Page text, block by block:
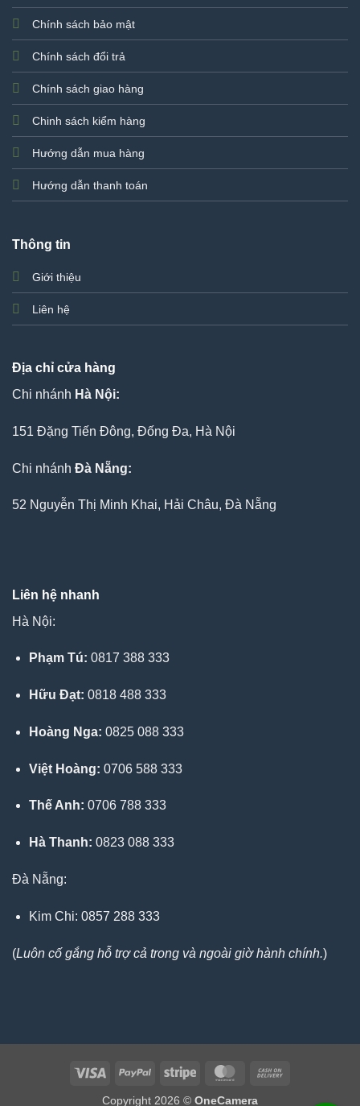
Chính sách bảo mật
Chính sách đổi trả
Chính sách giao hàng
Chinh sách kiểm hàng
Hướng dẫn mua hàng
Hướng dẫn thanh toán
Thông tin
Giới thiệu
Liên hệ
Địa chỉ cửa hàng
Chi nhánh Hà Nội:
151 Đặng Tiến Đông, Đống Đa, Hà Nội
Chi nhánh Đà Nẵng:
52 Nguyễn Thị Minh Khai, Hải Châu, Đà Nẵng
Liên hệ nhanh
Hà Nội:
Phạm Tú: 0817 388 333
Hữu Đạt: 0818 488 333
Hoàng Nga: 0825 088 333
Việt Hoàng: 0706 588 333
Thế Anh: 0706 788 333
Hà Thanh: 0823 088 333
Đà Nẵng:
Kim Chi: 0857 288 333
(Luôn cố gắng hỗ trợ cả trong và ngoài giờ hành chính.)
Visa PayPal Stripe MasterCard
Copyright 2026 © OneCamera